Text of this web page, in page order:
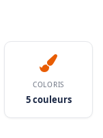
COLORIS
5 couleurs